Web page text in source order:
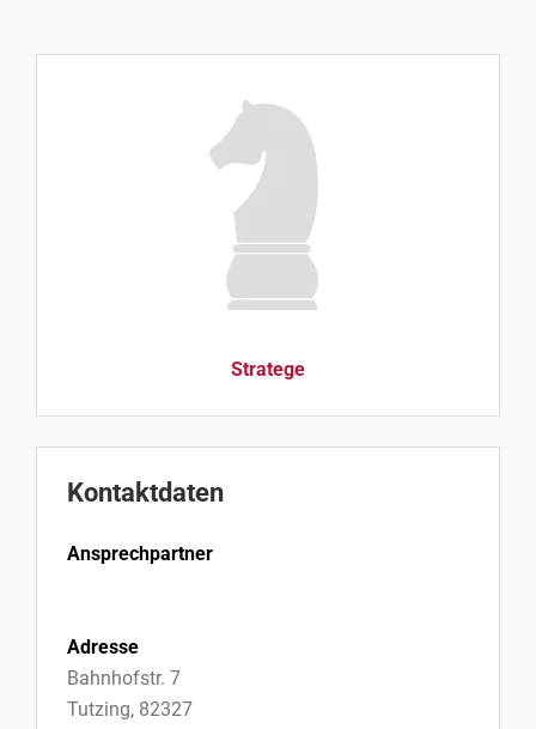
Stratege
Kontaktdaten
Ansprechpartner
Adresse
Bahnhofstr. 7
Tutzing, 82327